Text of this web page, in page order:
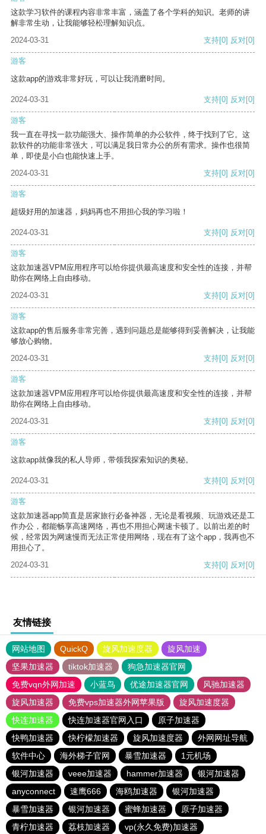
这款学习软件的课程内容非常丰富，涵盖了各个学科的知识。老师的讲
解非常生动，让我能够轻松理解知识点。
2024-03-31
支持[0] 反对[0]
游客
这款app的游戏非常好玩，可以让我消磨时间。
2024-03-31 支持[0] 反对[0]
游客
我一直在寻找一款功能强大、操作简单的办公软件，终于找到了它。这
款软件的功能非常强大，可以满足我日常办公的所有需求。操作也很简
单，即使是小白也能快速上手。
2024-03-31
支持[0] 反对[0]
游客
超级好用的加速器，妈妈再也不用担心我的学习啦！
2024-03-31 支持[0] 反对[0]
游客
这款加速器VPM应用程序可以给你提供最高速度和安全性的连接，并帮
助你在网络上自由移动。
2024-03-31
支持[0] 反对[0]
游客
这款app的售后服务非常完善，遇到问题总是能够得到妥善解决，让我能
够放心购物。
2024-03-31
支持[0] 反对[0]
游客
这款加速器VPM应用程序可以给你提供最高速度和安全性的连接，并帮
助你在网络上自由移动。
2024-03-31
支持[0] 反对[0]
游客
这款app就像我的私人导师，带领我探索知识的奥秘。
2024-03-31 支持[0] 反对[0]
游客
这款加速器app简直是居家旅行必备神器，无论是看视频、玩游戏还是工
作办公，都能畅享高速网络，再也不用担心网速卡顿了。以前出差的时
候，经常因为网速慢而无法正常使用网络，现在有了这个app，我再也不
用担心了。
2024-03-31
支持[0] 反对[0]
友情链接
网站地图 QuickQ 旋风加速度器
旋风加速
坚果加速器
tiktok加速器
狗急加速器官网
免费vqn外网加速
小蓝鸟 优途加速器官网
风驰加速器
旋风加速器
免费vps加速器外网苹果版
旋风加速度器
快连加速器
快连加速器官网入口
原子加速器
快鸭加速器
快柠檬加速器 旋风加速度器
外网网址导航
软件中心
海外梯子官网 暴雪加速器
1元机场
银河加速器
veee加速器 hammer加速器
银河加速器
anyconnect
速鹰666 海鸥加速器
银河加速器
暴雪加速器
银河加速器 蜜蜂加速器
原子加速器
青柠加速器
荔枝加速器 vp(永久免费)加速器